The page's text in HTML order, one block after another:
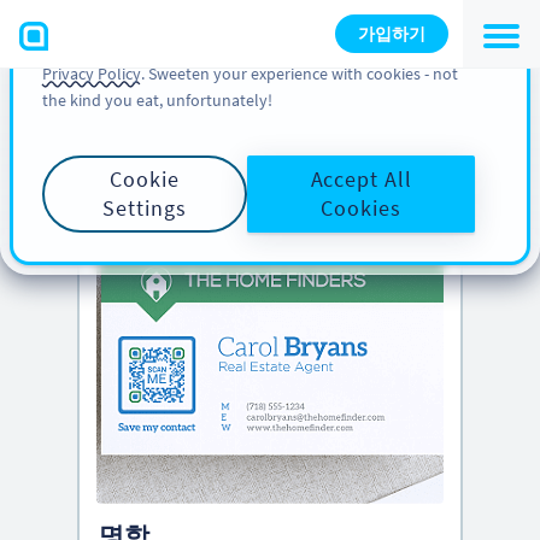
가입하기
PRO TIP
You can also find more information about cookies, our
analytic activities and your rights in our
Cookie Policy and
Privacy Policy. Sweeten your experience with cookies - not
the kind you eat, unfortunately!
Cookie
Settings
Accept All
Cookies